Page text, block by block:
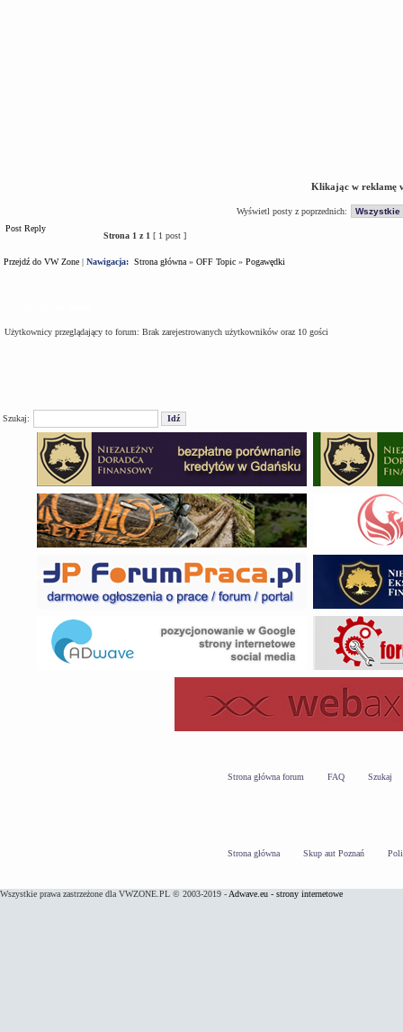
Klikając w reklamę
Wyświetl posty z poprzednich:
Post Reply
Strona 1 z 1 [ 1 post ]
Przejdź do VW Zone | Nawigacja: Strona główna » OFF Topic » Pogawędki
Użytkownicy przeglądający to forum: Brak zarejestrowanych użytkowników oraz 10 gości
Szukaj:
Strona główna forum FAQ Szukaj
Strona główna Skup aut Poznań
Wszystkie prawa zastrzeżone dla VWZONE.PL © 2003-2019 - Adwave.eu - strony internetowe